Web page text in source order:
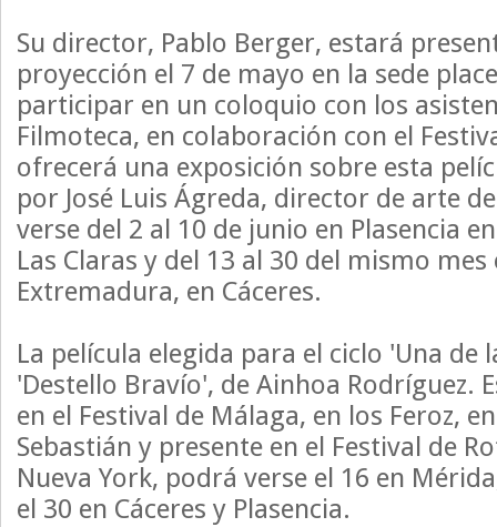
Su director, Pablo Berger, estará
proyección el 7 de mayo en la sede
participar en un coloquio con los
Filmoteca, en colaboración con el
ofrecerá una exposición sobre esta
por José Luis Ágreda, director de arte
verse del 2 al 10 de junio en Plasencia
Las Claras y del 13 al 30 del mismo
Extremadura, en Cáceres.
La película elegida para el ciclo 'Una de
'Destello Bravío', de Ainhoa Rodríguez.
en el Festival de Málaga, en los Feroz,
Sebastián y presente en el Festival de
Nueva York, podrá verse el 16 en
el 30 en Cáceres y Plasencia.